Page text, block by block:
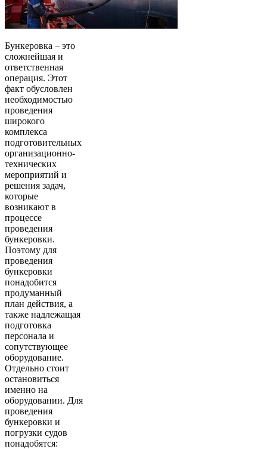
Бункеровка – это
сложнейшая и
ответственная
операция. Этот
факт обусловлен
необходимостью
проведения
широкого
комплекса
подготовительных
организационно-
технических
мероприятий и
решения задач,
которые
возникают в
процессе
проведения
бункеровки.
Поэтому для
проведения
бункеровки
понадобится
продуманный
план действия, а
также надлежащая
подготовка
персонала и
сопутствующее
оборудование.
Отдельно стоит
остановиться
именно на
оборудовании. Для
проведения
бункеровки и
погрузки судов
понадобятся: